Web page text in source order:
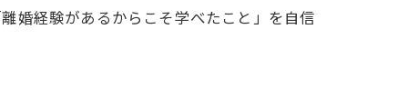
婚経験があるからこそ学べたこと」を自信